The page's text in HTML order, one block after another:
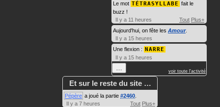
Le mot TÉTRASYLLABE fait le
buzz !
Il y a 11 heures
Tout Plus+
Aujourd'hui, on fête les Amour.
Il y a 15 heures
Une flexion : NARRE
Il y a 15 heures
… voir toute l'activité
Et sur le reste du site …
Pépère a joué la partie #2460
Il y a 7 heures
Tout Plus+